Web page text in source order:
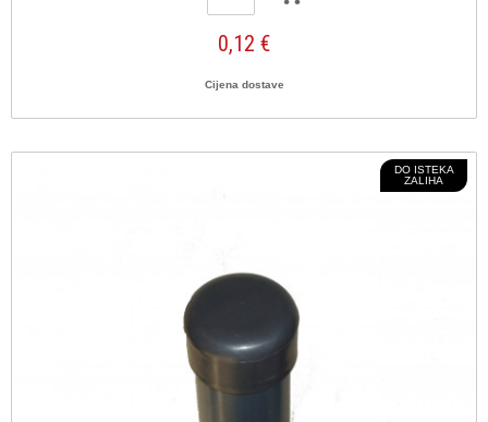
0,12 €
Cijena dostave
DO ISTEKA
ZALIHA